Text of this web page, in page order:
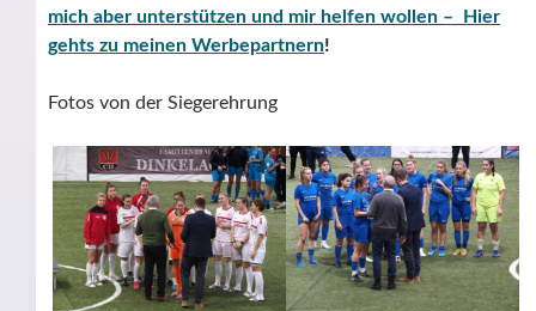
mich aber unterstützen und mir helfen wollen – Hier
gehts zu meinen Werbepartnern!
Fotos von der Siegerehrung